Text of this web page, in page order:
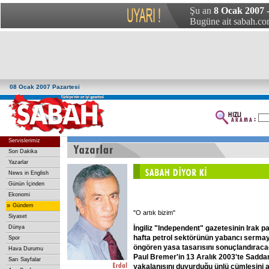
Şu an 8 Ocak 2007
Bugüne ait
08 Ocak 2007 Pazartesi
Servislerimiz
Son Dakika
Yazarlar
News in English
Günün İçinden
Ekonomi
» Gündem
Siyaset
Dünya
Spor
Hava Durumu
Sarı Sayfalar
"O artık bizim"
İngiliz "Independent" gazetesinin Irak
hafta petrol sektörünün yabancı
öngören yasa tasarısını
Paul Bremer'in 13 Aralık 2003'te
yakalanışını duyurduğu ünlü cümlesini